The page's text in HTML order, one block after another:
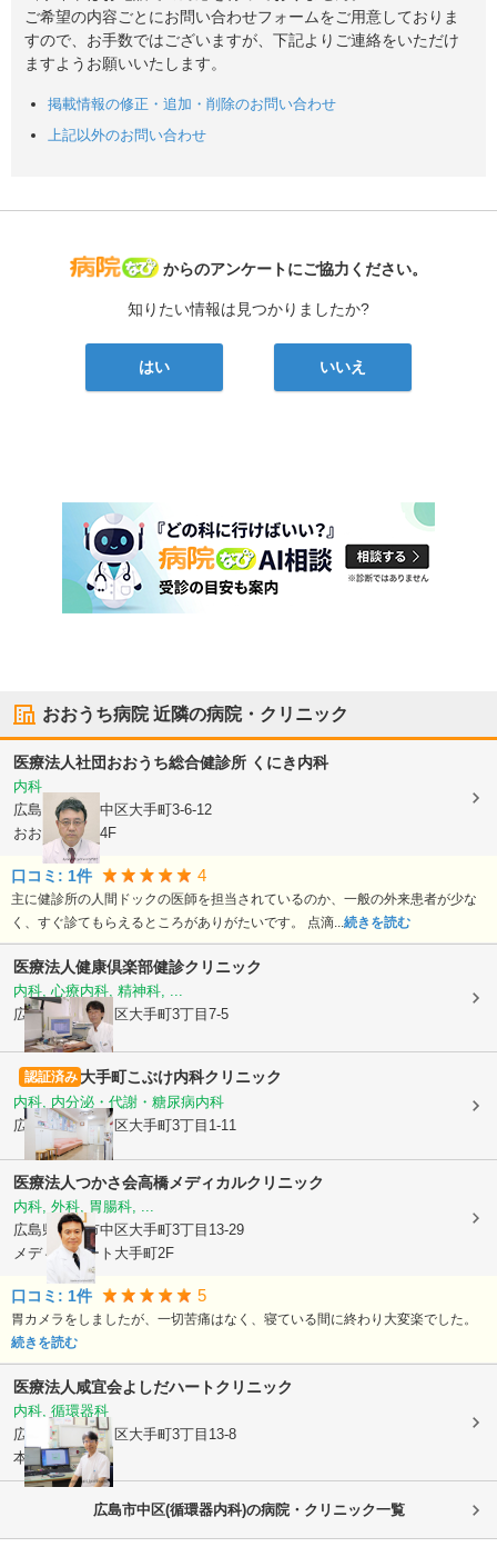
ご希望の内容ごとにお問い合わせフォームをご用意しておりま
すので、お手数ではございますが、下記よりご連絡をいただけ
ますようお願いいたします。
掲載情報の修正・追加・削除のお問い合わせ
上記以外のお問い合わせ
病院なび
からのアンケートにご協力ください。
知りたい情報は見つかりましたか?
はい いいえ
おおうち病院近隣の病院・クリニック
医療法人社団おおうち総合健診所 くにき内科
内科
広島県広島市中区大手町3-6-12
おおうちビル4F
口コミ: 1件 4
主に健診所の人間ドックの医師を担当されているのか、一般の外来患者が少な
く、すぐ診てもらえるところがありがたいです。 点滴...続きを読む
医療法人健康倶楽部健診クリニック
内科, 心療内科, 精神科, ...
広島県広島市中区大手町3丁目7-5
認証済み 大手町こぶけ内科クリニック
内科, 内分泌・代謝・糖尿病内科
広島県広島市中区大手町3丁目1-11
医療法人つかさ会高橋メディカルクリニック
内科, 外科, 胃腸科, ...
広島県広島市中区大手町3丁目13-29
メディオコート大手町2F
口コミ: 1件 5
胃カメラをしましたが、一切苦痛はなく、寝ている間に終わり大変楽でした。
続きを読む
医療法人咸宜会よしだハートクリニック
内科, 循環器科
広島県広島市中区大手町3丁目13-8
本逕寺ビル2F
広島市中区(循環器内科)の病院・クリニック一覧